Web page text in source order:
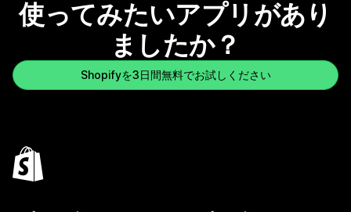
使ってみたいアプリがあり
ましたか？
Shopifyを3日間無料でお試しください